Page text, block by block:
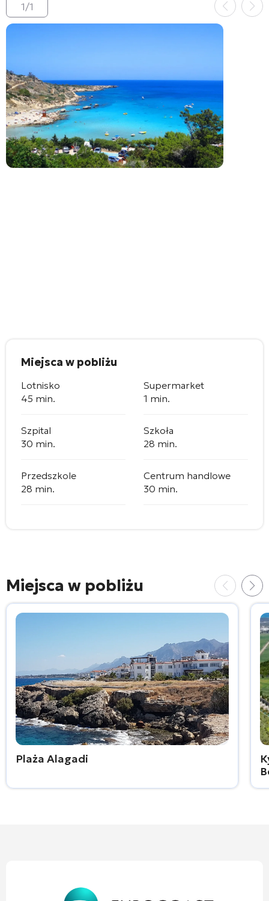
1/1
Miejsca w pobliżu
Lotnisko
45 min.
Supermarket
1 min.
Szpital
30 min.
Szkoła
28 min.
Przedszkole
28 min.
Centrum handlowe
30 min.
Miejsca w pobliżu
Plaża Alagadi